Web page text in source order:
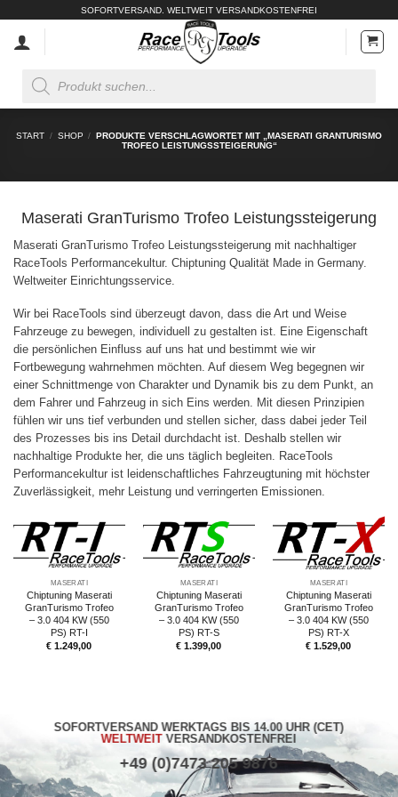
springen
SOFORTVERSAND. WELTWEIT VERSANDKOSTENFREI
search
START / SHOP / PRODUKTE VERSCHLAGWORTET MIT „MASERATI GRANTURISMO
TROFEO LEISTUNGSSTEIGERUNG“
Maserati GranTurismo Trofeo Leistungssteigerung
Maserati GranTurismo Trofeo Leistungssteigerung mit nachhaltiger
RaceTools Performancekultur. Chiptuning Qualität Made in Germany.
Weltweiter Einrichtungsservice.
Wir bei RaceTools sind überzeugt davon, dass die Art und Weise
Fahrzeuge zu bewegen, individuell zu gestalten ist. Eine Eigenschaft
die persönlichen Einfluss auf uns hat und bestimmt wie wir
Fortbewegung wahrnehmen möchten. Auf diesem Weg begegnen wir
einer Schnittmenge von Charakter und Dynamik bis zu dem Punkt, an
dem Fahrer und Fahrzeug in sich Eins werden. Mit diesen Prinzipien
fühlen wir uns tief verbunden und stellen sicher, dass dabei jeder Teil
des Prozesses bis ins Detail durchdacht ist. Deshalb stellen wir
nachhaltige Produkte her, die uns täglich begleiten. RaceTools
Performancekultur ist leidenschaftliches Fahrzeugtuning mit höchster
Zuverlässigkeit, mehr Leistung und verringerten Emissionen.
MASERATI
Chiptuning Maserati
GranTurismo Trofeo
– 3.0 404 KW (550
PS) RT-I
€ 1.249,00
MASERATI
Chiptuning Maserati
GranTurismo Trofeo
– 3.0 404 KW (550
PS) RT-S
€ 1.399,00
MASERATI
Chiptuning Maserati
GranTurismo Trofeo
– 3.0 404 KW (550
PS) RT-X
€ 1.529,00
SOFORTVERSAND WERKTAGS BIS 14.00 UHR (CET)
WELTWEITVERSANDKOSTENFREI
+49 (0)7473 205 9876